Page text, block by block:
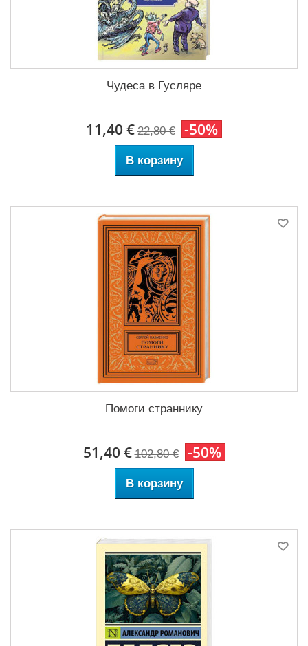
Чудеса в Гусляре
11,40 € 22,80 € -50%
В корзину
Помоги страннику
51,40 € 102,80 € -50%
В корзину